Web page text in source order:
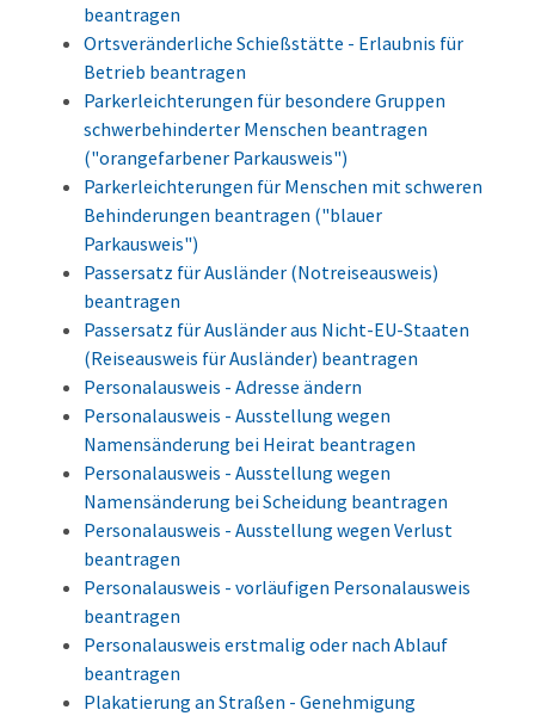
beantragen
Ortsveränderliche Schießstätte - Erlaubnis für
Betrieb beantragen
Parkerleichterungen für besondere Gruppen
schwerbehinderter Menschen beantragen
("orangefarbener Parkausweis")
Parkerleichterungen für Menschen mit schweren
Behinderungen beantragen ("blauer
Parkausweis")
Passersatz für Ausländer (Notreiseausweis)
beantragen
Passersatz für Ausländer aus Nicht-EU-Staaten
(Reiseausweis für Ausländer) beantragen
Personalausweis - Adresse ändern
Personalausweis - Ausstellung wegen
Namensänderung bei Heirat beantragen
Personalausweis - Ausstellung wegen
Namensänderung bei Scheidung beantragen
Personalausweis - Ausstellung wegen Verlust
beantragen
Personalausweis - vorläufigen Personalausweis
beantragen
Personalausweis erstmalig oder nach Ablauf
beantragen
Plakatierung an Straßen - Genehmigung